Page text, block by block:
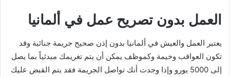
العمل بدون تصريح عمل في ألمانيا
يعتبر العمل والعيش في ألمانيا بدون إذن صحيح جريمة جنائية وقد
تكون العواقب وخيمة وكموظف يمكن أن يتم تغريمك مبدئياً بما يصل
إلى 5000 يورو وإذا وجدت أنك تواصل الجريمة فقد يتم القبض عليك